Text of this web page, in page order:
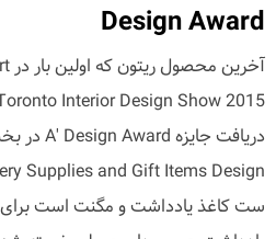
Design Award
ست کاغذ یادداشت و مگنت است برای